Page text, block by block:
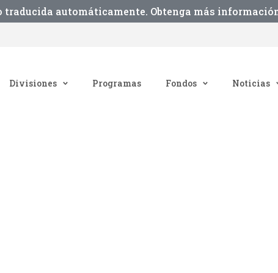
traducida automáticamente. Obtenga más
Divisiones Programas Fondos Noticias